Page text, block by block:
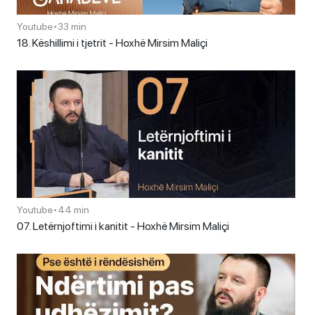
Youtube•33 min
18. Këshillimi i tjetrit - Hoxhë Mirsim Maliçi
Youtube•44 min
07. Letërnjoftimi i kanitit - Hoxhë Mirsim Maliçi